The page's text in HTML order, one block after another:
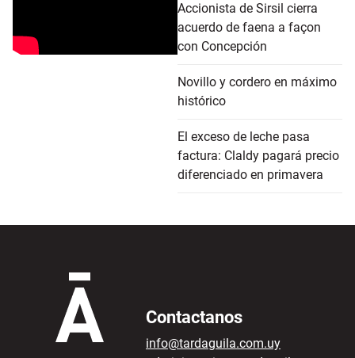
Accionista de Sirsil cierra
acuerdo de faena a façon
con Concepción
Novillo y cordero en máximo
histórico
El exceso de leche pasa
factura: Claldy pagará precio
diferenciado en primavera
Contactanos
info@tardaguila.com.uy